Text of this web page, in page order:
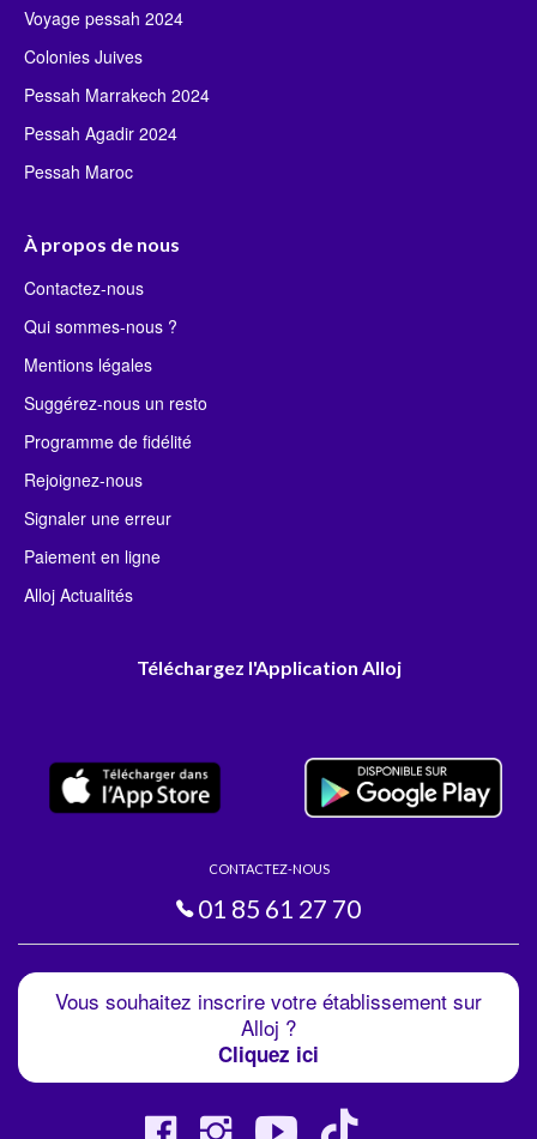
Voyage pessah 2024
Colonies Juives
Pessah Marrakech 2024
Pessah Agadir 2024
Pessah Maroc
À propos de nous
Contactez-nous
Qui sommes-nous ?
Mentions légales
Suggérez-nous un resto
Programme de fidélité
Rejoignez-nous
Signaler une erreur
Paiement en ligne
Alloj Actualités
Téléchargez l'Application Alloj
CONTACTEZ-NOUS
01 85 61 27 70
Vous souhaitez inscrire votre établissement sur
Alloj ?
Cliquez ici